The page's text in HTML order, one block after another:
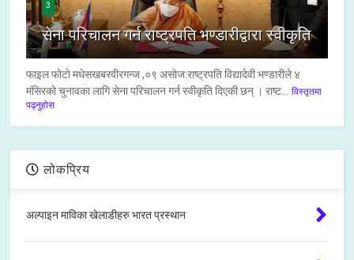
3
सेना परिचालन गर्न राष्ट्रपति भण्डारीद्वारा स्वीकृति
फाइल फाेटाे मधेसखबरवीरगन्ज ,०९ असाेज:राष्ट्रपति विद्यादेवी भण्डारीले ४
मंसिरको चुनावका लागि सेना परिचालन गर्न स्वीकृति दिएकी छन् । राष्ट... विस्तृतमा
पढ्नुहोस
लोकप्रिय
अल्पाइन माविका खेलाडीहरु भारत प्रस्थान